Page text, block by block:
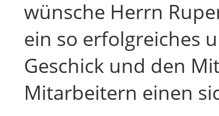
wünsche Herrn
ein so erfolgreiches
Geschick und den
Mitarbeitern einen